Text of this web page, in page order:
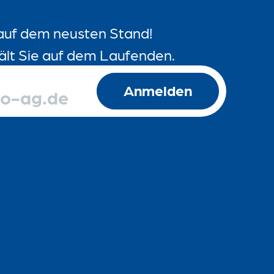
dem neusten Stand!
Sie auf dem Laufenden.
Anmelden